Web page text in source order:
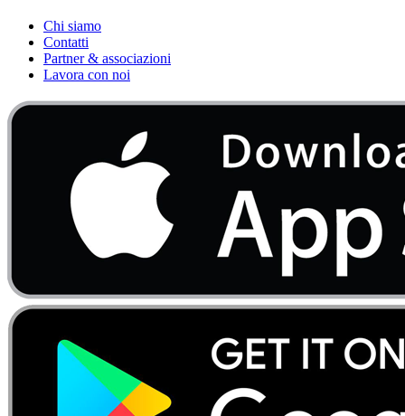
Chi siamo
Contatti
Partner & associazioni
Lavora con noi